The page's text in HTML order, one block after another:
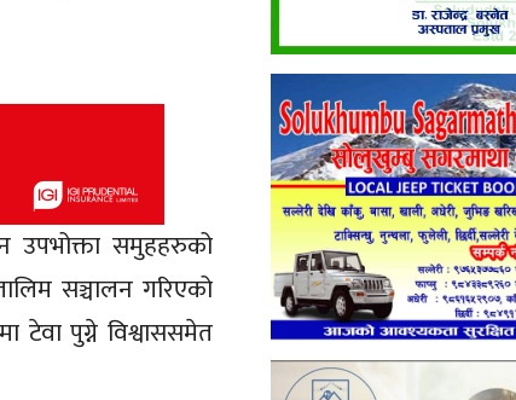
उपभोक्ता समुहहरुको
सञ्चालन गरिएको
पुग्ने विश्वाससमेत